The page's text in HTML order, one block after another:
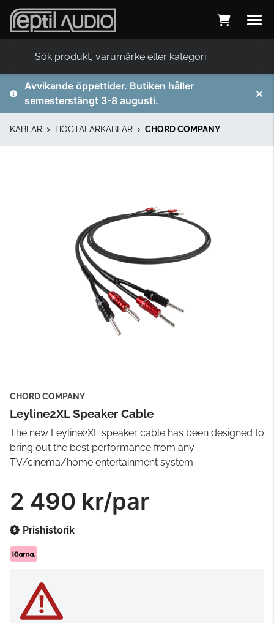
Avvikande öppettider. Butiken håller
semesterstängt 3-8 augusti.
KABLAR HÖGTALARKABLAR CHORD COMPANY
CHORD COMPANY
Leyline2XL Speaker Cable
The new Leyline2XL speaker cable has been designed to
bring out the best performance from any
TV/cinema/home entertainment system
2 490 kr/par
Prishistorik